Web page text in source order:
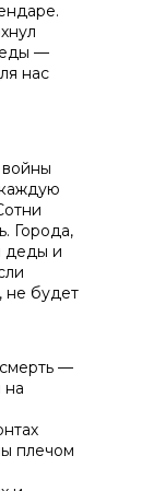
—
нас
Города,
деды и
не будет
—
на
плечом